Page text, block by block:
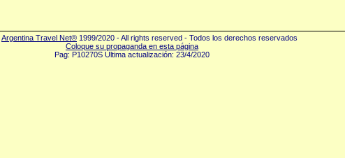
Argentina Travel Net® 1999/2020 - All rights reserved - Todos los derechos reservados
Coloque su propaganda en esta página
Pag: P10270S Última actualización: 23/4/2020